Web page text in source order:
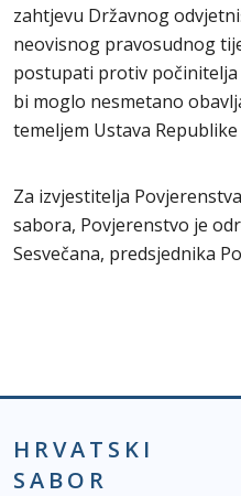
zahtjevu Državnog
neovisnog pravosudnog
postupati protiv
bi moglo nesmetano
temeljem Ustava
Za izvjestitelja
sabora, Povjerenstvo je
Sesvečana, predsjednika
HRVATSKI
SABOR